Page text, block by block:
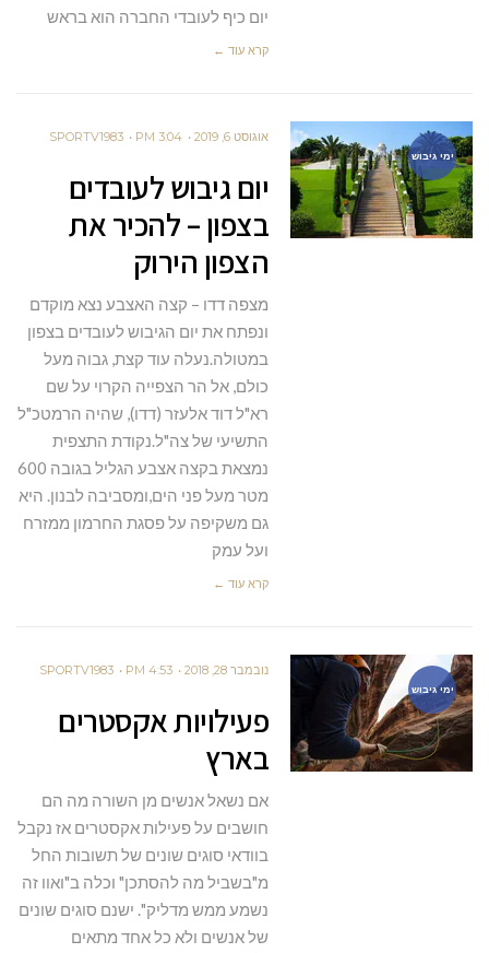
יום כיף לעובדי החברה הוא בראש
קרא עוד ←
ימי גיבוש
אוגוסט 6, 2019 3:04 PM
SPORTV1983
יום גיבוש לעובדים
בצפון – להכיר את
הצפון הירוק
מצפה דדו – קצה האצבע נצא מוקדם
ונפתח את יום הגיבוש לעובדים בצפון
במטולה.נעלה עוד קצת, גבוה מעל
כולם, אל הר הצפייה הקרוי על שם
רא"ל דוד אלעזר (דדו), שהיה הרמטכ"ל
התשיעי של צה"ל.נקודת התצפית
נמצאת בקצה אצבע הגליל בגובה 600
מטר מעל פני הים,ומסביבה לבנון. היא
גם משקיפה על פסגת החרמון ממזרח
ועל עמק
קרא עוד ←
ימי גיבוש
נובמבר 28, 2018 4:53 PM
SPORTV1983
פעילויות אקסטרים
בארץ
אם נשאל אנשים מן השורה מה הם
חושבים על פעילות אקסטרים אז נקבל
בוודאי סוגים שונים של תשובות החל
מ"בשביל מה להסתכן" וכלה ב"ואוו זה
נשמע ממש מדליק". ישנם סוגים שונים
של אנשים ולא כל אחד מתאים